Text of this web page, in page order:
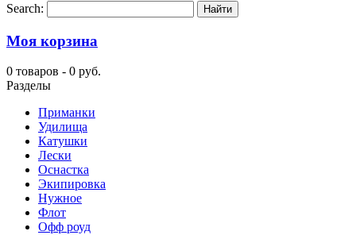
Search:
Моя корзина
0 товаров - 0 руб.
Разделы
Приманки
Удилища
Катушки
Лески
Оснастка
Экипировка
Нужное
Флот
Офф роуд